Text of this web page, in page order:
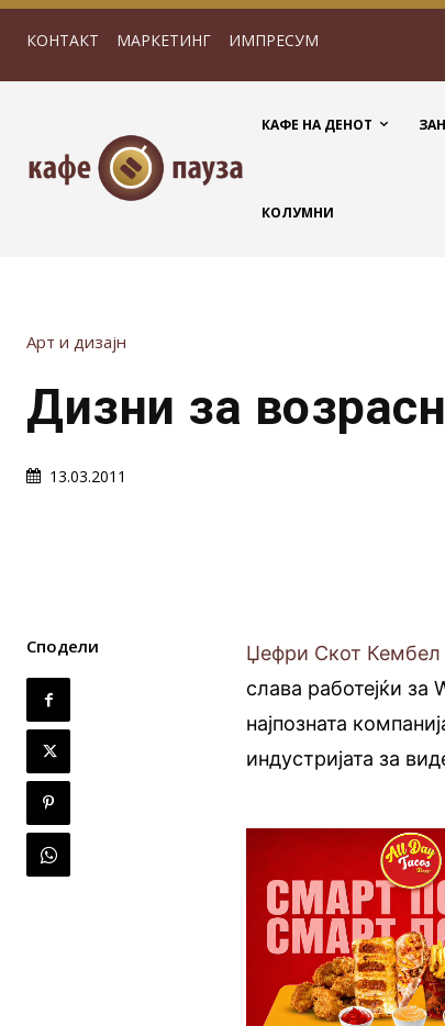
КОНТАКТ МАРКЕТИНГ ИМПРЕСУМ
КАФЕ НА ДЕНОТ
КОЛУМНИ
Арт и дизајн
Дизни за
13.03.2011
Сподели Џефри Скот Кембел
слава работејќи
најпозната
индустријата за